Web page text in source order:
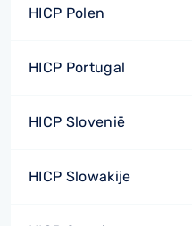
HICP Polen
HICP Portugal
HICP Slovenië
HICP Slowakije